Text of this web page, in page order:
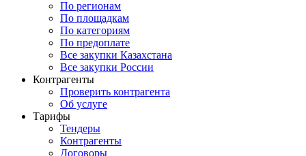
По регионам
По площадкам
По категориям
По предоплате
Все закупки Казахстана
Все закупки России
Контрагенты
Проверить контрагента
Об услуге
Тарифы
Тендеры
Контрагенты
Договоры